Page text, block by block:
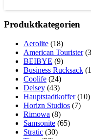
Produktkategorien
Aerolite (18)
American Tourister
BEIBYE (9)
Business Rucksack
Coolife (24)
Delsey (43)
Hauptstadtkoffer (10)
Horizn Studios (7)
Rimowa (8)
Samsonite (65)
Stratic (30)